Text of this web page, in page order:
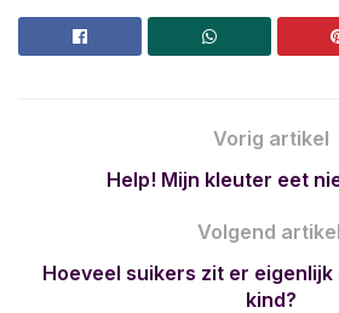
Vorig artikel
Help! Mijn kleuter eet
Volgend
Hoeveel suikers zit er
kind?